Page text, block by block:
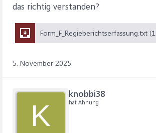
das richtig verstanden?
Form_F_Regieberichtserfassung.txt
5. November 2025
K
knobbi38
hat Ahnung